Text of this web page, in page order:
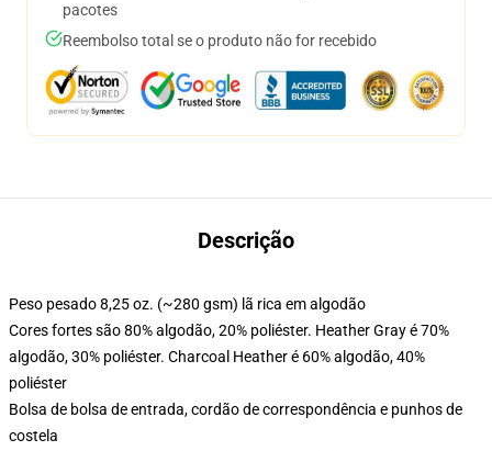
pacotes
Reembolso total se o produto não for recebido
Descrição
Peso pesado 8,25 oz. (~280 gsm) lã rica em algodão
Cores fortes são 80% algodão, 20% poliéster. Heather Gray é 70%
algodão, 30% poliéster. Charcoal Heather é 60% algodão, 40%
poliéster
Bolsa de bolsa de entrada, cordão de correspondência e punhos de
costela